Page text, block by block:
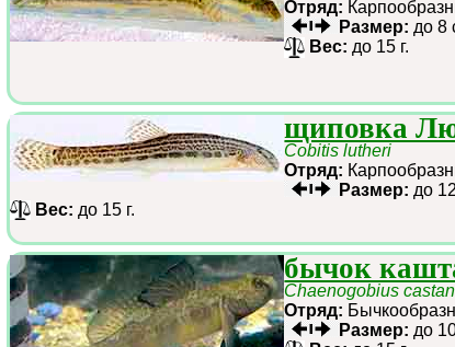
Отряд:
Размер: до 8
Вес: до 15 г.
щиповка
Cobitis lutheri
Отряд:
Размер: до
Вес: до 15 г.
бычок
Chaenogobius
Отряд:
Размер: до